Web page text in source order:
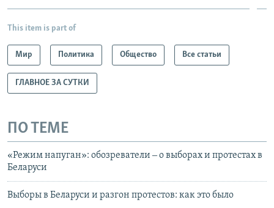
This item is part of
Мир Политика Общество Все статьи
ГЛАВНОЕ ЗА СУТКИ
ПО ТЕМЕ
«Режим напуган»: обозреватели ‒ о выборах и протестах в
Беларуси
Выборы в Беларуси и разгон протестов: как это было